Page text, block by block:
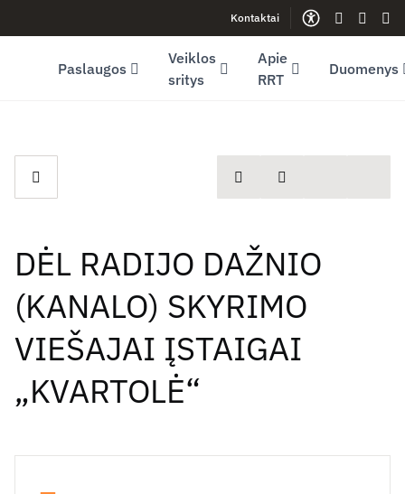
Youtube (opens in new window)Kontaktai
Gestų
Paslaugos
Veiklos
sritys
Apie
RRT
Duomenys
spausdintiDalintis
DĖL RADIJO DAŽNIO
(KANALO) SKYRIMO
VIEŠAJAI ĮSTAIGAI
„KVARTOLĖ“